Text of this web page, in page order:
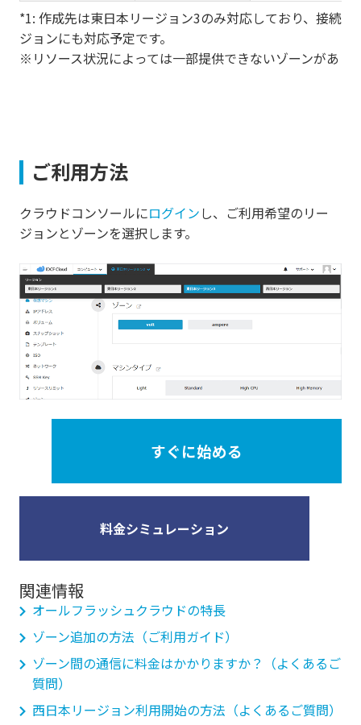
*1: 作成先は東日本リージョン3のみ対応しており、接続
ジョンにも対応予定です。
※リソース状況によっては一部提供できないゾーンがあり
ご利用方法
クラウドコンソールにログインし、ご利用希望のリー
ジョンとゾーンを選択します。
すぐに始める
料金シミュレーション
関連情報
オールフラッシュクラウドの特長
ゾーン追加の方法（ご利用ガイド）
ゾーン間の通信に料金はかかりますか？（よくあるご
質問）
西日本リージョン利用開始の方法（よくあるご質問）